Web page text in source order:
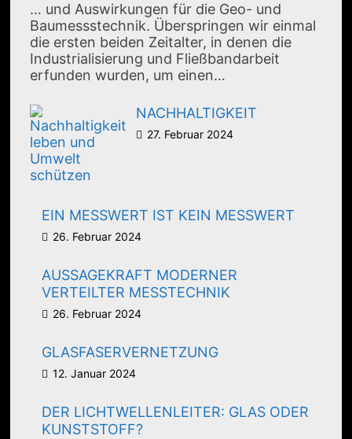
… und Auswirkungen für die Geo- und
Baumessstechnik. Überspringen wir einmal
die ersten beiden Zeitalter, in denen die
Industrialisierung und Fließbandarbeit
erfunden wurden, um einen…
NACHHALTIGKEIT
27. Februar 2024
EIN MESSWERT IST KEIN MESSWERT
26. Februar 2024
AUSSAGEKRAFT MODERNER
VERTEILTER MESSTECHNIK
26. Februar 2024
GLASFASERVERNETZUNG
12. Januar 2024
DER LICHTWELLENLEITER: GLAS ODER
KUNSTSTOFF?